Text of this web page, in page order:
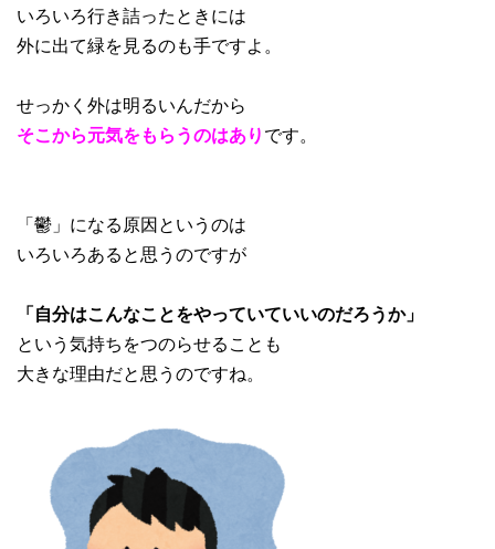
いろいろ行き詰ったときには
外に出て緑を見るのも手ですよ。
せっかく外は明るいんだから
そこから元気をもらうのはありです。
「鬱」になる原因というのは
いろいろあると思うのですが
「自分はこんなことをやっていていいのだろうか」
という気持ちをつのらせることも
大きな理由だと思うのですね。